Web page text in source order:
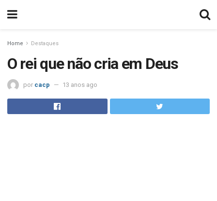
Home Destaques
O rei que não cria em Deus
por cacp 13 anos ago